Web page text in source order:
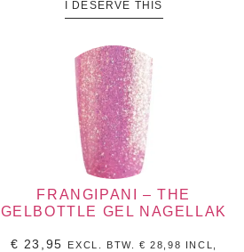
I DESERVE THIS
FRANGIPANI – THE
GELBOTTLE GEL NAGELLAK
€ 23,95 EXCL. BTW.€ 28,98 INCL,